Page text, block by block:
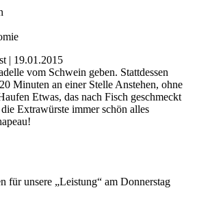
| 19.01.2015
vom Schwein geben. Stattdessen
Minuten an einer Stelle Anstehen, ohne
Etwas, das nach Fisch geschmeckt
Extrawürste immer schön alles
für unsere „Leistung“ am Donnerstag